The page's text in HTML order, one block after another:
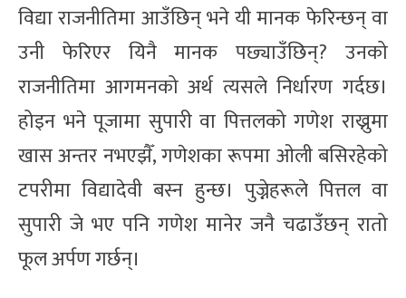
विद्या राजनीतिमा आउँछिन् भने यी मानक फेरिन्छन् वा
उनी फेरिएर यिनै मानक पछ्याउँछिन्? उनको
राजनीतिमा आगमनको अर्थ त्यसले निर्धारण गर्दछ।
होइन भने पूजामा सुपारी वा पित्तलको गणेश राख्नुमा
खास अन्तर नभएझैँ, गणेशका रूपमा ओली बसिरहेको
टपरीमा विद्यादेवी बस्न हुन्छ। पुज्नेहरूले पित्तल वा
सुपारी जे भए पनि गणेश मानेर जनै चढाउँछन् रातो
फूल अर्पण गर्छन्।